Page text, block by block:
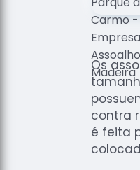
Os
contra
é feita